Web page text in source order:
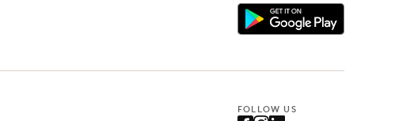
FOLLOW US